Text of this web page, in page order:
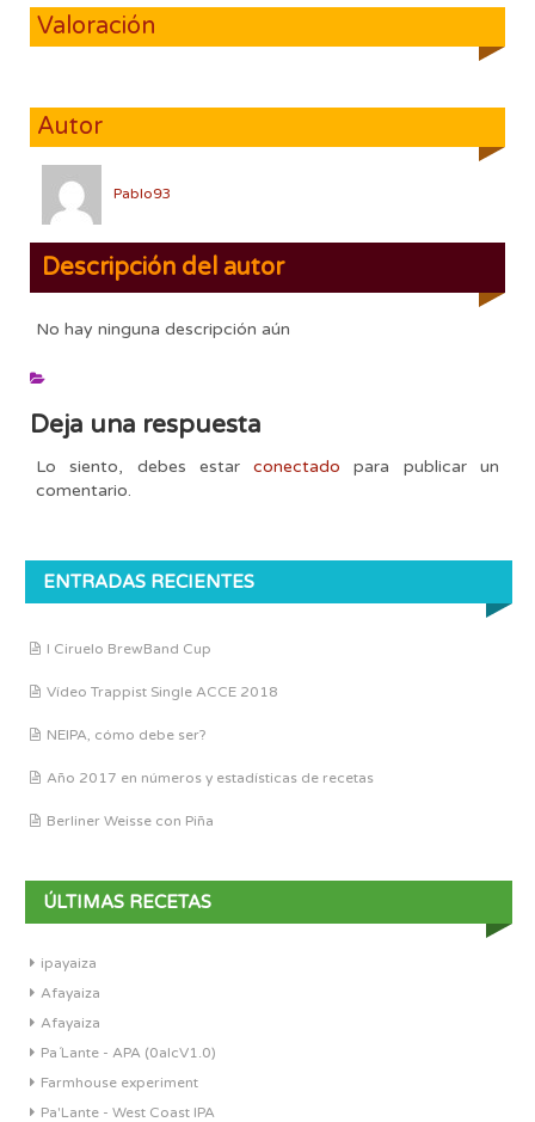
Valoración
Autor
Pablo93
Descripción del autor
No hay ninguna descripción aún
Deja una respuesta
Lo siento, debes estarconectado para publicar un
comentario.
ENTRADAS RECIENTES
I Ciruelo BrewBand Cup
Vídeo Trappist Single ACCE 2018
NEIPA, cómo debe ser?
Año 2017 en números y estadísticas de recetas
Berliner Weisse con Piña
ÚLTIMAS RECETAS
ipayaiza
Afayaiza
Afayaiza
Pa´Lante - APA (0alcV1.0)
Farmhouse experiment
Pa'Lante - West Coast IPA